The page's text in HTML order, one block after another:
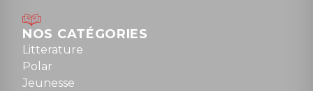
Mardi au samedi : 10h à 13h / 14h à 19h
Dimanche : 10h30 à 12h30
Tel : 01 48 89 13 88
Fermé le dimanche en Juillet et Août
NOS CATÉGORIES
Litterature
Polar
Jeunesse